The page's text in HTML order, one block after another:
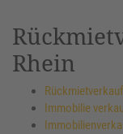
Rhein
Immobilie